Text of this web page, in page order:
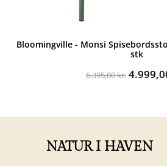
Bloomingville - Monsi
stk
6.395,00kr. Den
NATUR I HAVEN